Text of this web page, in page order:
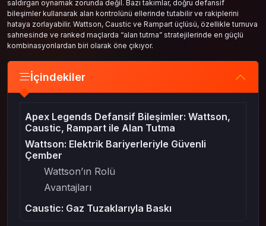
saldırgan oynamak zorunda değil. Bazı takımlar, doğru defansif
bileşimler kullanarak alan kontrolünü ellerinde tutabilir ve rakiplerini
hataya zorlayabilir. Wattson, Caustic ve Rampart üçlüsü, özellikle turnuva
sahnesinde ve ranked maçlarda “alan tutma” stratejilerinde en güçlü
kombinasyonlardan biri olarak öne çıkıyor.
İçindekiler
Apex Legends Defansif Bileşimler: Wattson,
Caustic, Rampart ile Alan Tutma
Wattson: Elektrik Bariyerleriyle Güvenli
Çember
Wattson’ın Rolü
Avantajları
Caustic: Gaz Tuzaklarıyla Baskı